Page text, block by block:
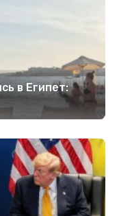
в Египет: